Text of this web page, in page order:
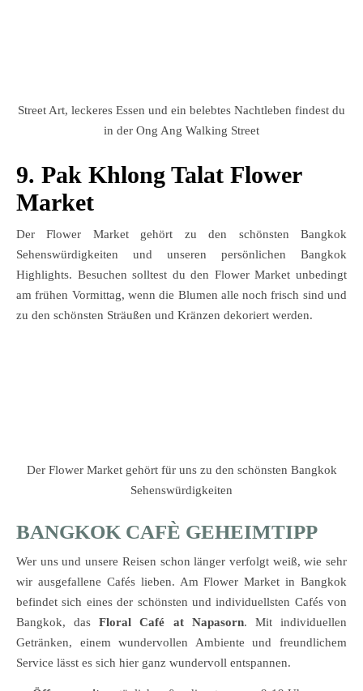
Street Art, leckeres Essen und ein belebtes Nachtleben findest du
in der Ong Ang Walking Street
9. Pak Khlong Talat Flower
Market
Der Flower Market gehört zu den schönsten Bangkok
Sehenswürdigkeiten und unseren persönlichen Bangkok
Highlights. Besuchen solltest du den Flower Market unbedingt
am frühen Vormittag, wenn die Blumen alle noch frisch sind und
zu den schönsten Sträußen und Kränzen dekoriert werden.
Der Flower Market gehört für uns zu den schönsten Bangkok
Sehenswürdigkeiten
BANGKOK CAFÈ GEHEIMTIPP
Wer uns und unsere Reisen schon länger verfolgt weiß, wie sehr
wir ausgefallene Cafés lieben. Am Flower Market in Bangkok
befindet sich eines der schönsten und individuellsten Cafés von
Bangkok, dasFloral Café at Napasorn. Mit individuellen
Getränken, einem wundervollen Ambiente und freundlichem
Service lässt es sich hier ganz wundervoll entspannen.